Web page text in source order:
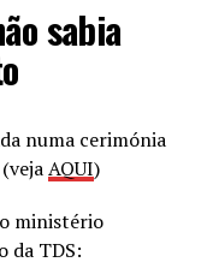
sabia
numa cerimónia
AQUI)
ministério
da TDS: